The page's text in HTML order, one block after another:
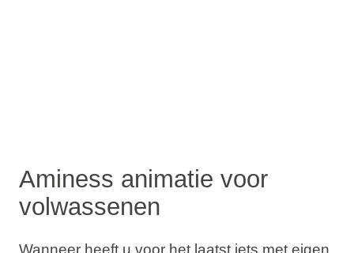
Aminess animatie voor
volwassenen